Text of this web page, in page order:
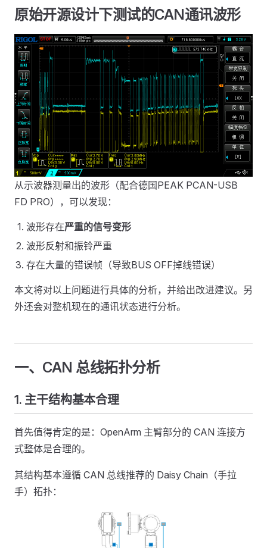
原始开源设计下测试的CAN通讯波形
从示波器测量出的波形（配合德国PEAK PCAN-USB
FD PRO），可以发现：
波形存在严重的信号变形
波形反射和振铃严重
存在大量的错误帧（导致BUS OFF掉线错误）
本文将对以上问题进行具体的分析，并给出改进建议。另
外还会对整机现在的通讯状态进行分析。
一、CAN 总线拓扑分析
1. 主干结构基本合理
首先值得肯定的是：OpenArm 主臂部分的 CAN 连接方
式整体是合理的。
其结构基本遵循 CAN 总线推荐的 Daisy Chain（手拉
手）拓扑：